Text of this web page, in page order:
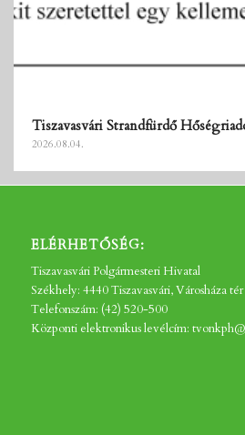
Tiszavasvári Strandfürdő
2026.08.04.
ELÉRHETŐSÉG:
Tiszavasvári Polgármesteri Hivatal
Székhely: 4440 Tiszavasvári, Városháza tér
Telefonszám: (42) 520-500
Központi elektronikus levélcím: